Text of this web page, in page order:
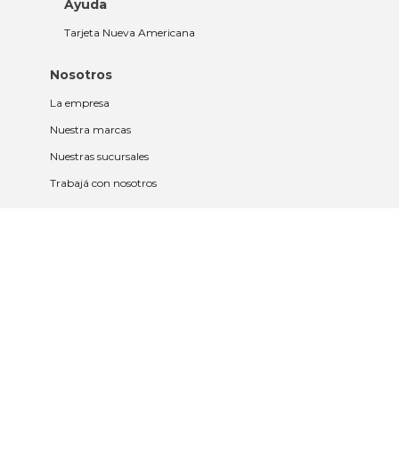
Ayuda
Tarjeta Nueva Americana
Nosotros
La empresa
Nuestra marcas
Nuestras sucursales
Trabajá con nosotros